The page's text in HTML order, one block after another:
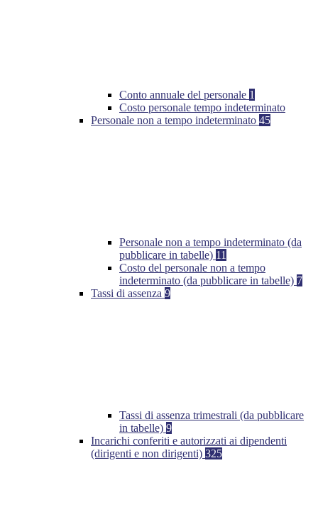
Conto annuale del personale 1
Costo personale tempo indeterminato
Personale non a tempo indeterminato 45
Personale non a tempo indeterminato (da
pubblicare in tabelle) 11
Costo del personale non a tempo
indeterminato (da pubblicare in tabelle) 7
Tassi di assenza 9
Tassi di assenza trimestrali (da pubblicare
in tabelle) 9
Incarichi conferiti e autorizzati ai dipendenti
(dirigenti e non dirigenti) 325